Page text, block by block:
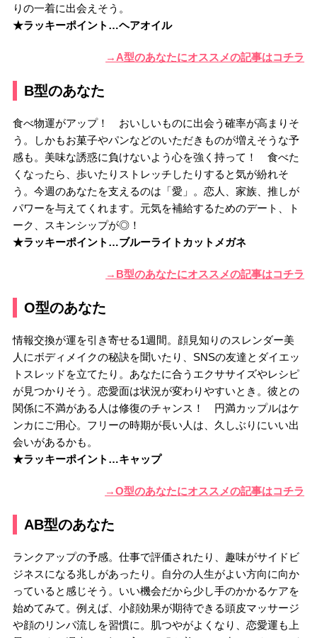
りの一着に出会えそう。
★ラッキーポイント…ヘアオイル
→A型のあなたにオススメの記事はコチラ
B型のあなた
食べ物運がアップ！ おいしいものに出会う確率が高まりそ
う。しかもお菓子やパンなどのいただきものが増えそうな予
感も。美味な誘惑に負けないよう心を強く持って！ 食べた
くなったら、歩いたりストレッチしたりすると気が紛れそ
う。今週のあなたを支えるのは「愛」。恋人、家族、推しが
パワーを与えてくれます。元気を補給するためのデート、ト
ーク、スキンシップが◎！
★ラッキーポイント…ブルーライトカットメガネ
→B型のあなたにオススメの記事はコチラ
O型のあなた
情報交換が運を引き寄せる1週間。顔見知りのスレンダー美
人にボディメイクの秘訣を聞いたり、SNSの友達とダイエッ
トスレッドを立てたり。あなたに合うエクササイズやレシピ
が見つかりそう。恋愛面は状況が変わりやすいとき。彼との
関係に不満がある人は修復のチャンス！ 円満カップルはケ
ンカにご用心。フリーの時期が長い人は、久しぶりにいい出
会いがあるかも。
★ラッキーポイント…キャップ
→O型のあなたにオススメの記事はコチラ
AB型のあなた
ランクアップの予感。仕事で評価されたり、趣味がサイドビ
ジネスになる兆しがあったり。自分の人生がよい方向に向か
っていると感じそう。いい機会だから少し手のかかるケアを
始めてみて。例えば、小顔効果が期待できる頭皮マッサージ
や顔のリンパ流しを習慣に。肌つやがよくなり、恋愛運も上